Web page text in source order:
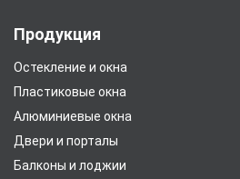
Продукция
Остекление и окна
Пластиковые окна
Алюминиевые окна
Двери и порталы
Балконы и лоджии